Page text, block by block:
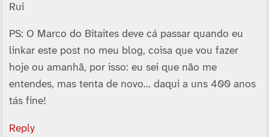
Rui
PS: O Marco do Bitaites deve cá passar quando eu
linkar este post no meu blog, coisa que vou fazer
hoje ou amanhã, por isso: eu sei que não me
entendes, mas tenta de novo… daqui a uns 400 anos
tás fine!
Reply